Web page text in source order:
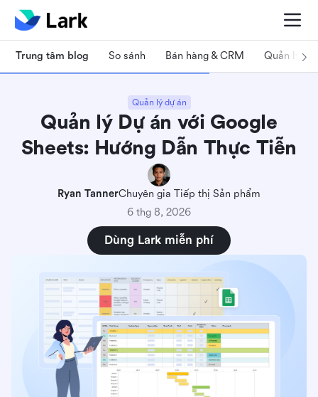
Trung tâm blog So sánh Bán hàng & CRM Quản lý dự
Quản lý dự án
Quản lý Dự án với Google
Sheets: Hướng Dẫn Thực Tiễn
Ryan TannerChuyên gia Tiếp thị Sản phẩm
6 thg 8, 2026
Dùng Lark miễn phí